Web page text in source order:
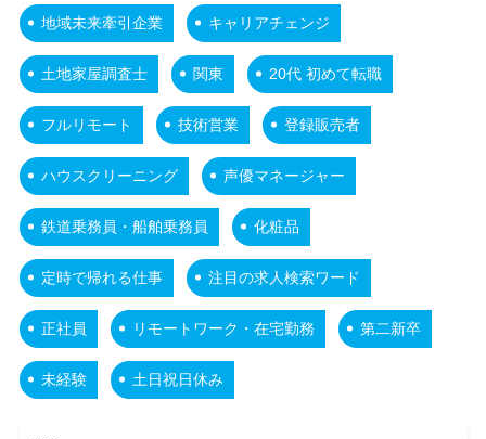
地域未来牽引企業 キャリアチェンジ
土地家屋調査士 関東 20代 初めて転職
フルリモート 技術営業 登録販売者
ハウスクリーニング 声優マネージャー
鉄道乗務員・船舶乗務員 化粧品
定時で帰れる仕事 注目の求人検索ワード
正社員 リモートワーク・在宅勤務 第二新卒
未経験 土日祝日休み